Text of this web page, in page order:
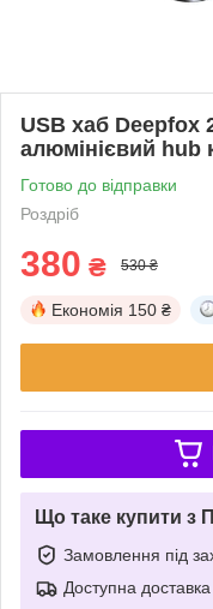
USB хаб Deepfox
алюмінієвий hub
Готово до відправки
Роздріб
380 ₴ 530 ₴
Економія 150 ₴
Що таке купити з
Замовлення під
Доступна доставка